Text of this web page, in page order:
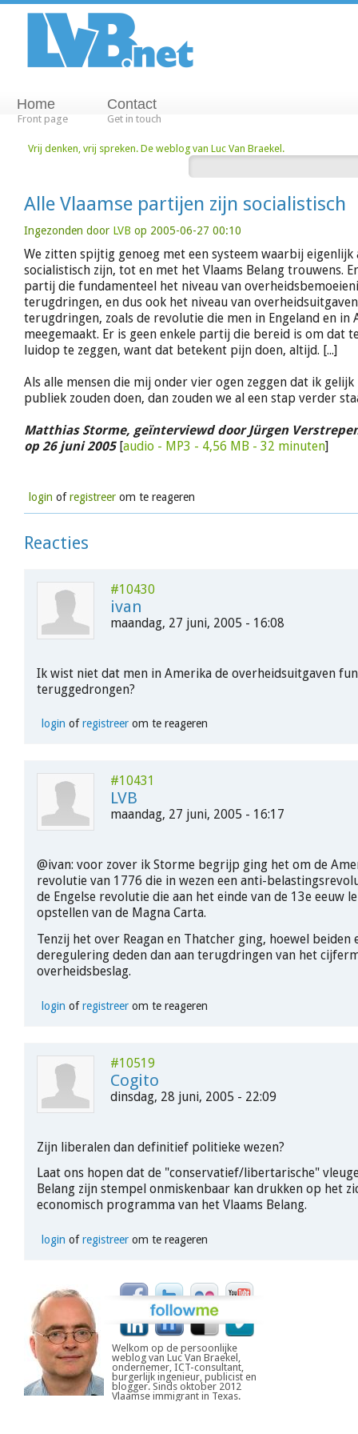
Home
Front page
Contact
Get in touch
Vrij denken, vrij spreken. De weblog van Luc Van Braekel.
Alle Vlaamse partijen zijn socialistisch
Ingezonden door LVB op 2005-06-27 00:10
We zitten spijtig genoeg met een systeem waarbij
socialistisch zijn, tot en met het Vlaams Belang trouwens.
partij die fundamenteel het niveau van
terugdringen, en dus ook het niveau van
terugdringen, zoals de revolutie die men in Engeland en in
meegemaakt. Er is geen enkele partij die bereid is om dat
luidop te zeggen, want dat betekent pijn doen, altijd. [...]
Als alle mensen die mij onder vier ogen zeggen dat ik
publiek zouden doen, dan zouden we al een stap verder
Matthias Storme, geïnterviewd door Jürgen
op 26 juni 2005[audio - MP3 - 4,56 MB - 32 minuten]
login ofregistreerom te reageren
Reacties
#10430
ivan
maandag, 27 juni, 2005 - 16:08
Ik wist niet dat men in Amerika de overheidsuitgaven
teruggedrongen?
login ofregistreerom te reageren
#10431
LVB
maandag, 27 juni, 2005 - 16:17
@ivan: voor zover ik Storme begrijp ging het om de
revolutie van 1776 die in wezen een anti-
de Engelse revolutie die aan het einde van de 13e eeuw
opstellen van de Magna Carta.
Tenzij het over Reagan en Thatcher ging, hoewel beiden
deregulering deden dan aan terugdringen van het
overheidsbeslag.
login ofregistreerom te reageren
#10519
Cogito
dinsdag, 28 juni, 2005 - 22:09
Zijn liberalen dan definitief politieke wezen?
Laat ons hopen dat de "conservatief/libertarische"
Belang zijn stempel onmiskenbaar kan drukken op het
economisch programma van het Vlaams Belang.
login ofregistreerom te reageren
Welkom op de persoonlijke
weblog van Luc Van Braekel,
ondernemer, ICT-consultant,
burgerlijk ingenieur, publicist en
blogger. Sinds oktober 2012
Vlaamse immigrant in Texas.